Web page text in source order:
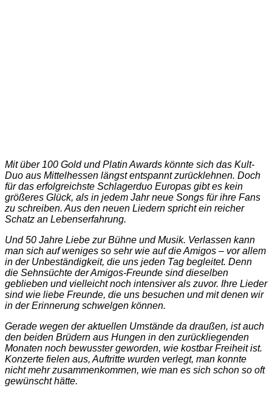
Mit über 100 Gold und Platin Awards könnte sich das Kult-
Duo aus Mittelhessen längst entspannt zurücklehnen. Doch
für das erfolgreichste Schlagerduo Europas gibt es kein
größeres Glück, als in jedem Jahr neue Songs für ihre Fans
zu schreiben. Aus den neuen Liedern spricht ein reicher
Schatz an Lebenserfahrung.
Und 50 Jahre Liebe zur Bühne und Musik. Verlassen kann
man sich auf weniges so sehr wie auf die Amigos – vor allem
in der Unbeständigkeit, die uns jeden Tag begleitet. Denn
die Sehnsüchte der Amigos-Freunde sind dieselben
geblieben und vielleicht noch intensiver als zuvor. Ihre Lieder
sind wie liebe Freunde, die uns besuchen und mit denen wir
in der Erinnerung schwelgen können.
Gerade wegen der aktuellen Umstände da draußen, ist auch
den beiden Brüdern aus Hungen in den zurückliegenden
Monaten noch bewusster geworden, wie kostbar Freiheit ist.
Konzerte fielen aus, Auftritte wurden verlegt, man konnte
nicht mehr zusammenkommen, wie man es sich schon so oft
gewünscht hätte.